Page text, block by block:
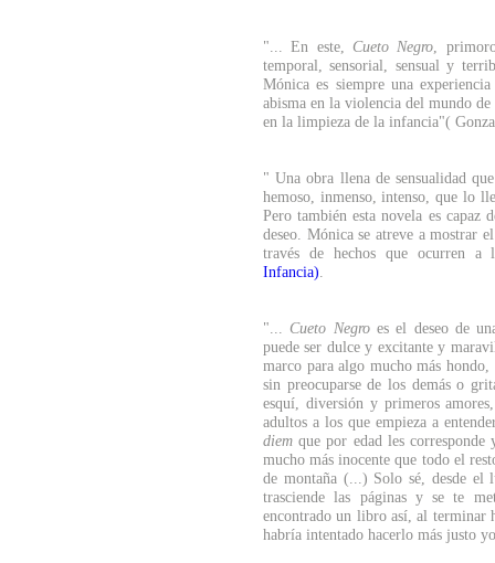
"... En este, Cueto Negro ,
temporal, sensorial, sensual y
Mónica es siempre una
abisma en la violencia del mundo
en la limpieza de la infancia"(
" Una obra llena de sensualidad
hemoso, inmenso, intenso, que lo
Pero también esta novela es capaz
deseo. Mónica se atreve a mostrar
través de hechos que ocurren a
Infancia)
"... Cueto Negroes el deseo de
puede ser dulce y excitante y
marco para algo mucho más
sin preocuparse de los demás o
esquí, diversión y primeros
adultos a los que empieza a
diem que por edad les
mucho más inocente que todo el
de montaña (...) Solo sé, desde
trasciende las páginas y se te
encontrado un libro así, al terminar
habría intentado hacerlo más justo